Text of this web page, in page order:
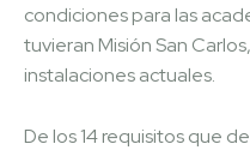
condiciones para las
tuvieran Misión San
instalaciones actuales.
De los 14 requisitos que